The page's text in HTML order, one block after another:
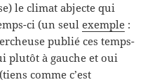
le climat abjecte qui
ci (un seulexemple :
publié ces temps-
plutôt à gauche et oui
comme c’est